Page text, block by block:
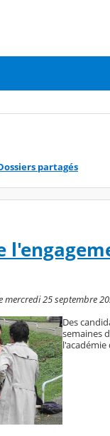
partagés
le mercredi 25
Des
semaines
l'académie